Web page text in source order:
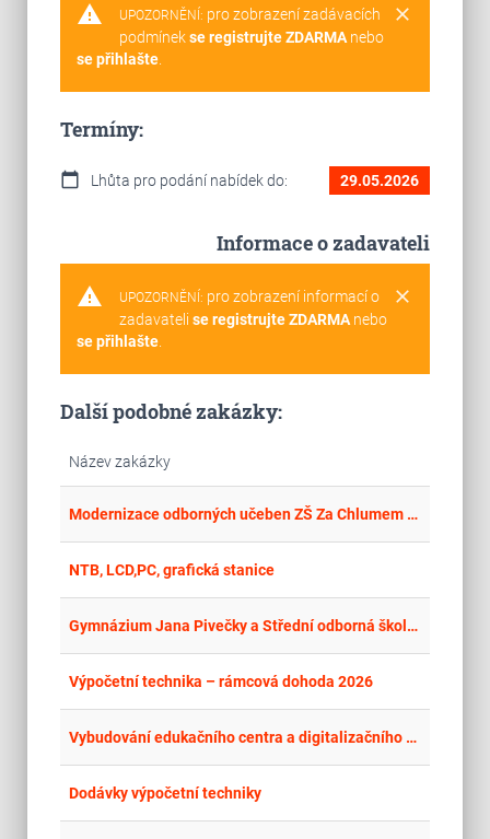
warning clear
UPOZORNĚNÍ: pro zobrazení zadávacích
podmínekse registrujte ZDARMAnebo
se přihlašte.
Termíny:
calendar_today Lhůta pro podání nabídek do: 29.05.2026
Informace o zadavateli
warning clear
UPOZORNĚNÍ: pro zobrazení informací o
zadavateli se registrujte ZDARMAnebo
se přihlašte.
Další podobné zakázky:
Název zakázky
Modernizace odborných učeben ZŠ Za Chlumem – AV technika
NTB, LCD,PC, grafická stanice
Gymnázium Jana Pivečky a Střední odborná škola Slavičín - Dodávka IT
Výpočetní technika – rámcová dohoda 2026
Vybudování edukačního centra a digitalizačního pracoviště v Městské knihovně v Šumperku – vybavení IT
Dodávky výpočetní techniky